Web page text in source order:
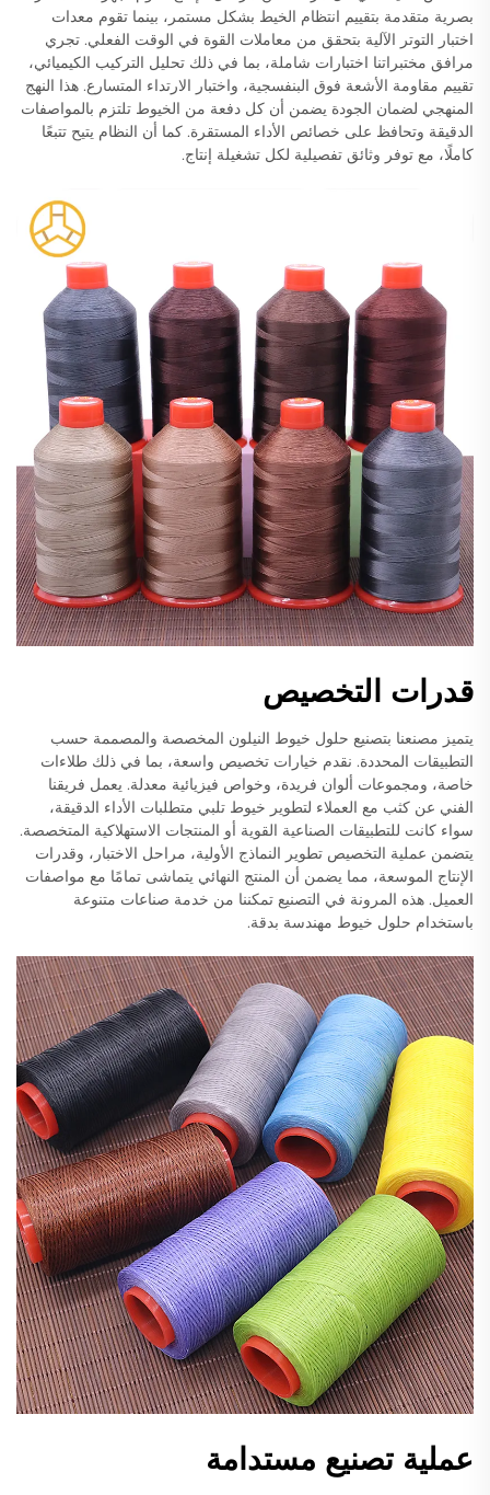
بصرية متقدمة بتقييم انتظام الخيط بشكل مستمر، بينما تقوم معدات
اختبار التوتر الآلية بتحقق من معاملات القوة في الوقت الفعلي. تجري
مرافق مختبراتنا اختبارات شاملة، بما في ذلك تحليل التركيب الكيميائي،
تقييم مقاومة الأشعة فوق البنفسجية، واختبار الارتداء المتسارع. هذا النهج
المنهجي لضمان الجودة يضمن أن كل دفعة من الخيوط تلتزم بالمواصفات
الدقيقة وتحافظ على خصائص الأداء المستقرة. كما أن النظام يتيح تتبعًا
كاملًا، مع توفر وثائق تفصيلية لكل تشغيلة إنتاج.
قدرات التخصيص
يتميز مصنعنا بتصنيع حلول خيوط النيلون المخصصة والمصممة حسب
التطبيقات المحددة. نقدم خيارات تخصيص واسعة، بما في ذلك طلاءات
خاصة، ومجموعات ألوان فريدة، وخواص فيزيائية معدلة. يعمل فريقنا
الفني عن كثب مع العملاء لتطوير خيوط تلبي متطلبات الأداء الدقيقة،
سواء كانت للتطبيقات الصناعية القوية أو المنتجات الاستهلاكية المتخصصة.
يتضمن عملية التخصيص تطوير النماذج الأولية، مراحل الاختبار، وقدرات
الإنتاج الموسعة، مما يضمن أن المنتج النهائي يتماشى تمامًا مع مواصفات
العميل. هذه المرونة في التصنيع تمكننا من خدمة صناعات متنوعة
باستخدام حلول خيوط مهندسة بدقة.
عملية تصنيع مستدامة